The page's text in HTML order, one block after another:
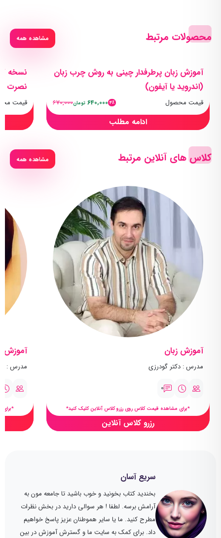
سریع آسان
بخندید کتاب بخونید و خوب باشید تا جامعه مون به
آرامش برسه. لطفا ! هر سوالی دارید در بخش نظرات
مطرح کنید. ما یا سایر هموطنان عزیز پاسخ خواهیم
داد. برای کمک به سایت ما و گسترش آموزش در بین
محصولات مرتبط مشاهده همه
آموزش زبان پرطرفدار چینی به روش چرب زبان
(اندروید یا آیفون)
قیمت محصول 4٪ 640,000 تومان670,000
ادامه مطلب
نسخه
نصرت
قیمت
کلاس های آنلاین مرتبط مشاهده همه
آموزش زبان
مدرس : دکتر گودرزی
0
*برای مشاهده قیمت کلاس روی رزرو کلاس آنلاین کلیک کنید*
رزرو کلاس آنلاین
آموزش
مدرس :
*برای